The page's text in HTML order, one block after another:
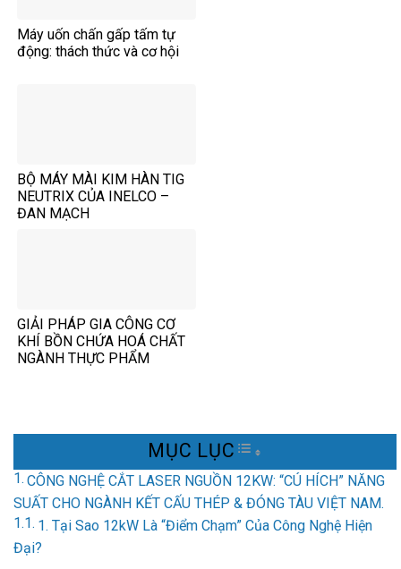
MỤC LỤC TOGGLE TABLE OF
CÔNG NGHỆ CẮT LASER NGUỒN 12KW: “CÚ HÍCH” NĂNG
SUẤT CHO NGÀNH KẾT CẤU THÉP & ĐÓNG TÀU VIỆT NAM.
1. Tại Sao 12kW Là “Điểm Chạm” Của Công Nghệ Hiện
Đại?
Máy uốn chấn gấp tấm tự
động: thách thức và cơ hội
BỘ MÁY MÀI KIM HÀN TIG
NEUTRIX CỦA INELCO –
ĐAN MẠCH
GIẢI PHÁP GIA CÔNG CƠ
KHÍ BỒN CHỨA HOÁ CHẤT
NGÀNH THỰC PHẨM